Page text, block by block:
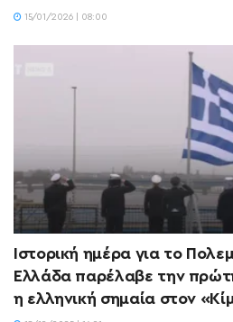
15/01/2026 | 08:00
Ιστορική ημέρα για το
Ελλάδα παρέλαβε την
η ελληνική σημαία στον